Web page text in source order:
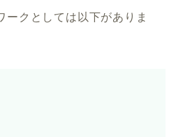
ークとしては以下がありま